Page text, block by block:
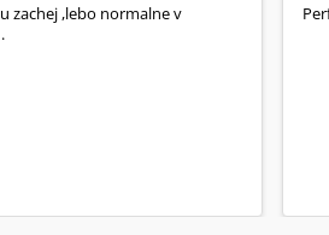
zachej ,lebo normalne v